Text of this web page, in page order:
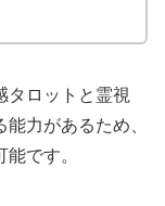
タロットと霊視
力があるため、
能です。